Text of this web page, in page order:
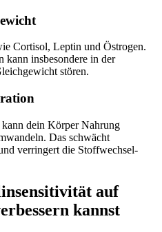
Cortisol, Leptin und Östrogen.
kann insbesondere in der
stören.
dein Körper Nahrung
Das schwächt
verringert die Stoffwechsel-
auf
kannst